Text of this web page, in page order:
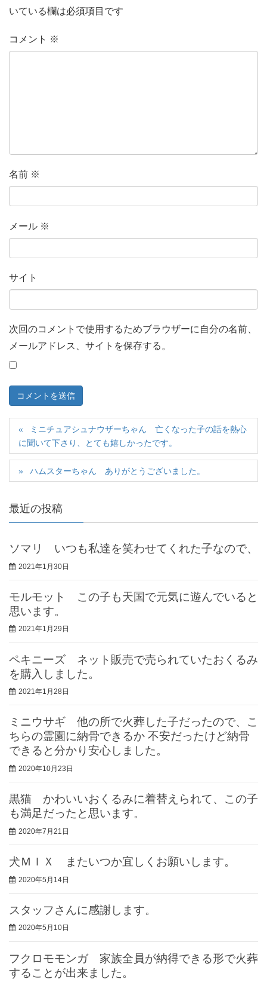
いている欄は必須項目です
コメント ※
名前 ※
メール ※
サイト
次回のコメントで使用するためブラウザーに自分の名前、
メールアドレス、サイトを保存する。
ミニチュアシュナウザーちゃん 亡くなった子の話を熱心
に聞いて下さり、とても嬉しかったです。
ハムスターちゃん ありがとうございました。
最近の投稿
ソマリ いつも私達を笑わせてくれた子なので、
2021年1月30日
モルモット この子も天国で元気に遊んでいると
思います。
2021年1月29日
ペキニーズ ネット販売で売られていたおくるみ
を購入しました。
2021年1月28日
ミニウサギ 他の所で火葬した子だったので、こ
ちらの霊園に納骨できるか 不安だったけど納骨
できると分かり安心しました。
2020年10月23日
黒猫 かわいいおくるみに着替えられて、この子
も満足だったと思います。
2020年7月21日
犬ＭＩＸ またいつか宜しくお願いします。
2020年5月14日
スタッフさんに感謝します。
2020年5月10日
フクロモモンガ 家族全員が納得できる形で火葬
することが出来ました。